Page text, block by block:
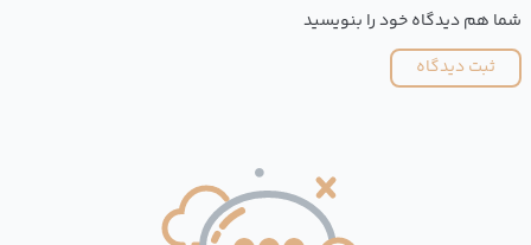
شما هم دیدگاه خود را بنویسید
ثبت دیدگاه